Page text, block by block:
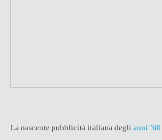
La nascente pubblicità italiana degli anni ’60